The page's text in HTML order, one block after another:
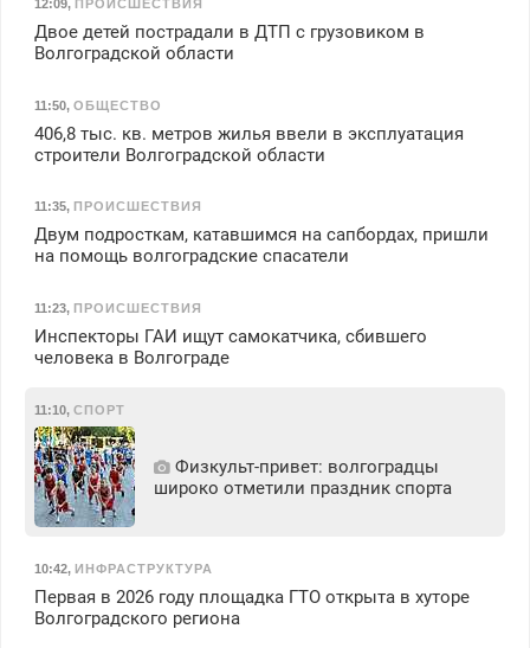
12:09, ПРОИСШЕСТВИЯ
Двое детей пострадали в ДТП с грузовиком в
Волгоградской области
11:50, ОБЩЕСТВО
406,8 тыс. кв. метров жилья ввели в эксплуатация
строители Волгоградской области
11:35, ПРОИСШЕСТВИЯ
Двум подросткам, катавшимся на сапбордах, пришли
на помощь волгоградские спасатели
11:23, ПРОИСШЕСТВИЯ
Инспекторы ГАИ ищут самокатчика, сбившего
человека в Волгограде
11:10, СПОРТ
Физкульт‑привет: волгоградцы
широко отметили праздник спорта
10:42, ИНФРАСТРУКТУРА
Первая в 2026 году площадка ГТО открыта в хуторе
Волгоградского региона